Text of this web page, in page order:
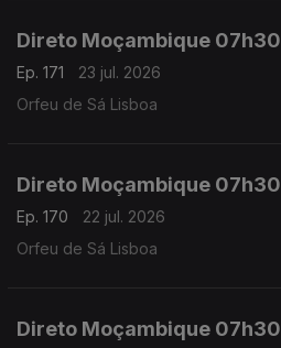
Direto Moçambique 07h30
Ep. 171
23 jul. 2026
Orfeu de Sá Lisboa
Direto Moçambique 07h30
Ep. 170
22 jul. 2026
Orfeu de Sá Lisboa
Direto Moçambique 07h30